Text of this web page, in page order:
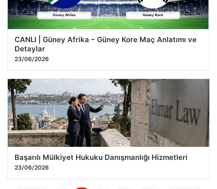
CANLI | Güney Afrika – Güney Kore Maç Anlatımı ve
Detaylar
23/06/2026
Başarılı Mülkiyet Hukuku Danışmanlığı Hizmetleri
23/06/2026